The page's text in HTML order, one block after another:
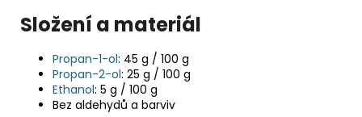
Složení a materiál
Propan-1-ol: 45 g / 100 g
Propan-2-ol: 25 g / 100 g
Ethanol: 5 g / 100 g
Bez aldehydů a barviv